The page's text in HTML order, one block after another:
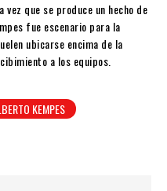
que se produce un hecho de
fue escenario para la
ubicarse encima de la
a los equipos.
KEMPES